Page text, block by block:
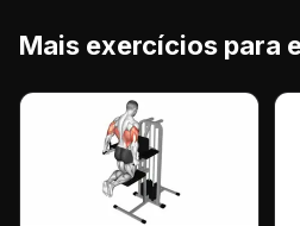
Mais exercícios para